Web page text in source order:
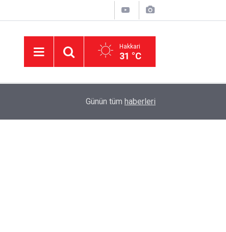
Hakkari
31 °C
Adalet Bakanı Akın Gürlek'ten 'çerçeve yasa'
Günün tüm haberleri